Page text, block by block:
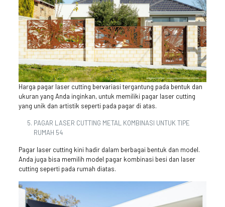
Harga pagar laser cutting bervariasi tergantung pada bentuk dan
ukuran yang Anda inginkan, untuk memiliki pagar laser cutting
yang unik dan artistik seperti pada pagar di atas.
PAGAR LASER CUTTING METAL KOMBINASI UNTUK TIPE
RUMAH 54
Pagar laser cutting kini hadir dalam berbagai bentuk dan model.
Anda juga bisa memilih model pagar kombinasi besi dan laser
cutting seperti pada rumah diatas.